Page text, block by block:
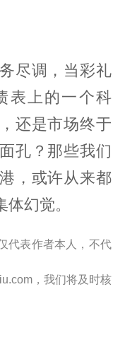
尽调，当彩礼
表上的一个科
还是市场终于
孔？那些我们
，或许从来都
幻觉。
代表作者本人，不代
，我们将及时核